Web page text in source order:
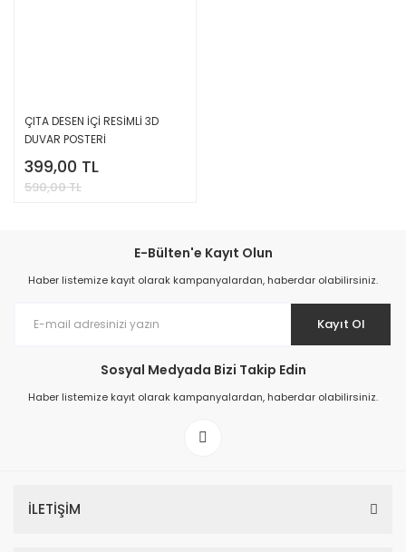
ÇITA DESEN İÇİ RESİMLİ 3D
DUVAR POSTERİ
399,00 TL
590,00 TL
E-Bülten'e Kayıt Olun
Haber listemize kayıt olarak kampanyalardan, haberdar olabilirsiniz.
Kayıt Ol
Sosyal Medyada Bizi Takip Edin
Haber listemize kayıt olarak kampanyalardan, haberdar olabilirsiniz.
İLETİŞİM